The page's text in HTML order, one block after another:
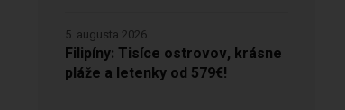
Filipíny: Tisíce ostrovov, krásne
pláže a letenky od 579€!
5. augusta 2026